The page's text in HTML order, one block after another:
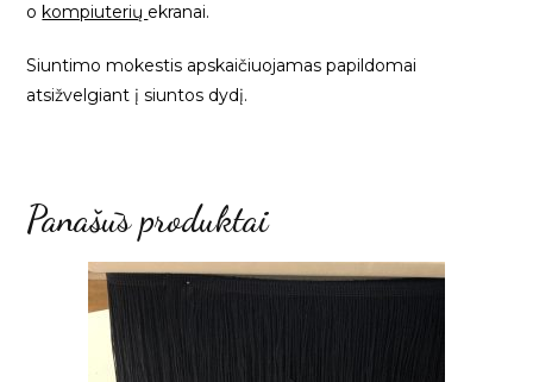
o kompiuterių ekranai.
Siuntimo mokestis apskaičiuojamas papildomai
atsižvelgiant į siuntos dydį.
Panašūs produktai